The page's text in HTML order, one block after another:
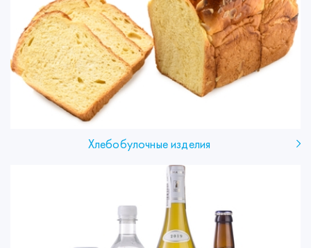
Хлебобулочные изделия